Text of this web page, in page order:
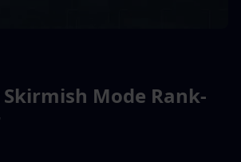
Mode Rank-